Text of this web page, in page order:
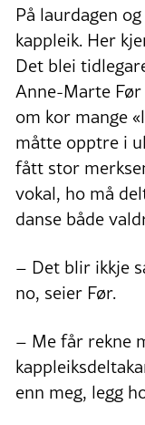
På laurdagen
kappleik. Her
Det blei
Anne-Marte
om kor mange
måtte opptre i
fått stor
vokal, ho må
danse både
– Det blir ikkje
no, seier Før.
– Me får rekne
enn meg, legg